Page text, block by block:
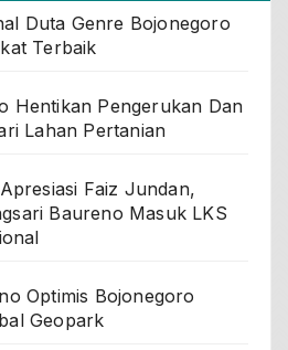
Duta Genre Bojonegoro
Terbaik
Hentikan Pengerukan Dan
Lahan Pertanian
Faiz Jundan,
Baureno Masuk LKS
Optimis Bojonegoro
Geopark